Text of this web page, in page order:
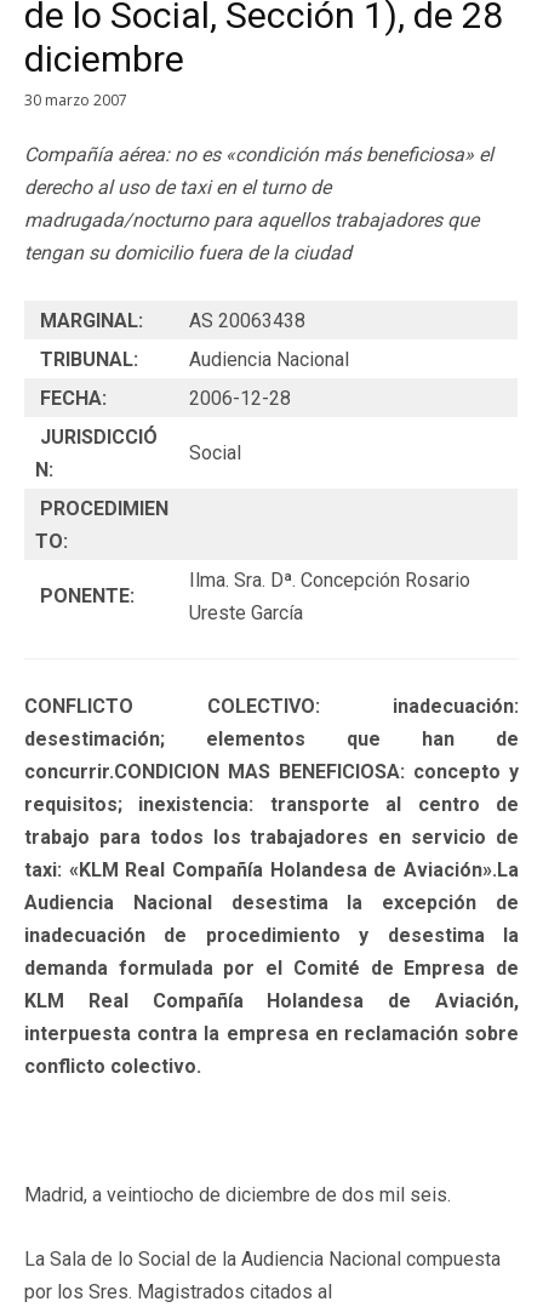
de lo Social, Sección 1), de 28
diciembre
30 marzo 2007
Compañía aérea: no es «condición más beneficiosa» el
derecho al uso de taxi en el turno de
madrugada/nocturno para aquellos trabajadores que
tengan su domicilio fuera de la ciudad
MARGINAL:
AS 20063438
TRIBUNAL:
Audiencia Nacional
FECHA:
2006-12-28
JURISDICCIÓ
N:
Social
PROCEDIMIEN
TO:
PONENTE:
Ilma. Sra. Dª. Concepción Rosario
Ureste García
CONFLICTO COLECTIVO: inadecuación:
desestimación; elementos que han de
concurrir.CONDICION MAS BENEFICIOSA: concepto y
requisitos; inexistencia: transporte al centro de
trabajo para todos los trabajadores en servicio de
taxi: «KLM Real Compañía Holandesa de Aviación».La
Audiencia Nacional desestima la excepción de
inadecuación de procedimiento y desestima la
demanda formulada por el Comité de Empresa de
KLM Real Compañía Holandesa de Aviación,
interpuesta contra la empresa en reclamación sobre
conflicto colectivo.
Madrid, a veintiocho de diciembre de dos mil seis.
La Sala de lo Social de la Audiencia Nacional compuesta
por los Sres. Magistrados citados al